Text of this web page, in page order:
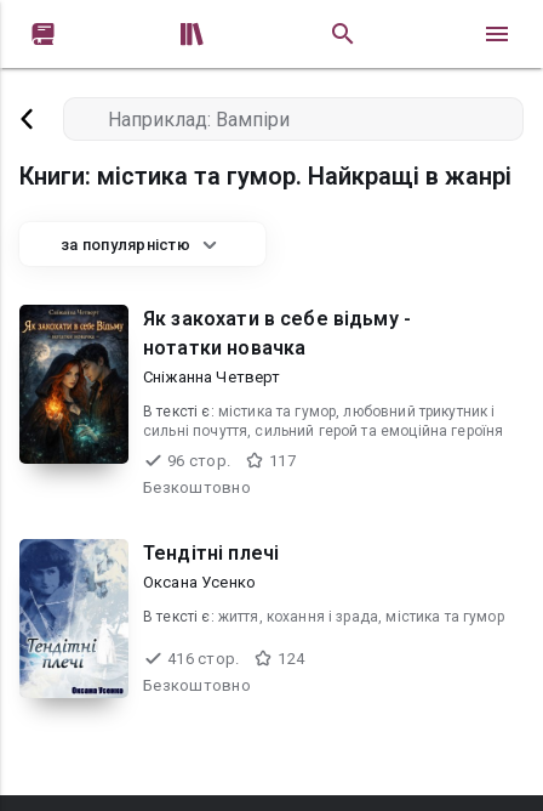
 
Книги: містика та гумор. Найкращі в жанрі
за популярністю
Як закохати в себе відьму -
нотатки новачка
Сніжанна Четверт
В текcті є: містика та гумор, любовний трикутник і
сильні почуття, сильний герой та емоційна героїня
96 стор.
117
Безкоштовно
Тендітні плечі
Оксана Усенко
В текcті є: життя, кохання і зрада, містика та гумор
416 стор.
124
Безкоштовно